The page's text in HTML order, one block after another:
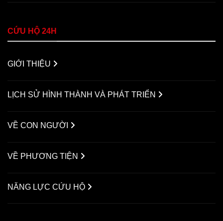
CỨU HỘ 24H
GIỚI THIỆU
LỊCH SỬ HÌNH THÀNH VÀ PHÁT TRIỂN
VỀ CON NGƯỜI
VỀ PHƯƠNG TIỆN
NĂNG LỰC CỨU HỘ